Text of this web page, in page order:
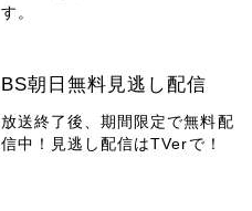
す。
BS朝日無料見逃し配信
放送終了後、期間限定で無料配
信中！見逃し配信はTVerで！